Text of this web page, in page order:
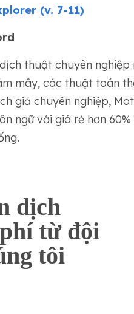
(v. 7-11)
thuật chuyên nghiệp
mây, các thuật toán
giả chuyên nghiệp,
ngữ với giá rẻ hơn
dịch
từ đội
tôi